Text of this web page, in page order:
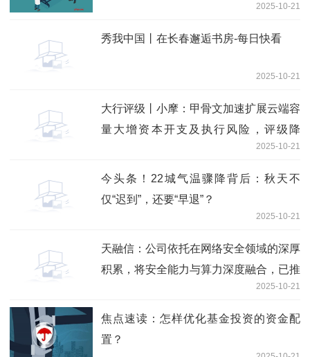
2025-10-21
秀我中国丨在长春邂逅书房-每日快看
2025-10-21
大行评级丨小摩：甲骨文加速扩展云端容
量大增资本开支及执行风险，评级降
2025-10-21
今头条！22城气温骤降背后：秋天不
仅“迟到”，还要“早退”？
2025-10-21
天融信：公司依托在网络安全领域的深厚
积累，将安全能力与算力深度融合，已推
出智算云平台、智算一体机等系列产品
独家
2025-10-21
焦点速读：怎样优化基金投资的资金配
置？